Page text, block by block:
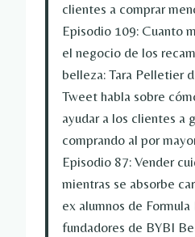
clientes a comprar
Episodio 109: Cuanto
el negocio de los
belleza: Tara Pelletier
Tweet habla sobre
ayudar a los clientes a
comprando al por
Episodio 87: Vender
mientras se absorbe
ex alumnos de
fundadores de BYBI